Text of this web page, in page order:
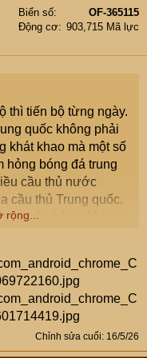
Biển số
OF-365115
Động cơ
903,715 Mã lực
thì tiến bộ từng ngày.
quốc không phải
khát khao mà một số
hỏng bóng đá trung
cầu thủ nước
cầu thủ Trung quốc.
chức bóng đá trung
nền bóng đá
vài năm tới trung
đã từng. VÀ đi wc
hlv nhận tiền để chọn
Chỉnh sửa cuối: 16/5/26